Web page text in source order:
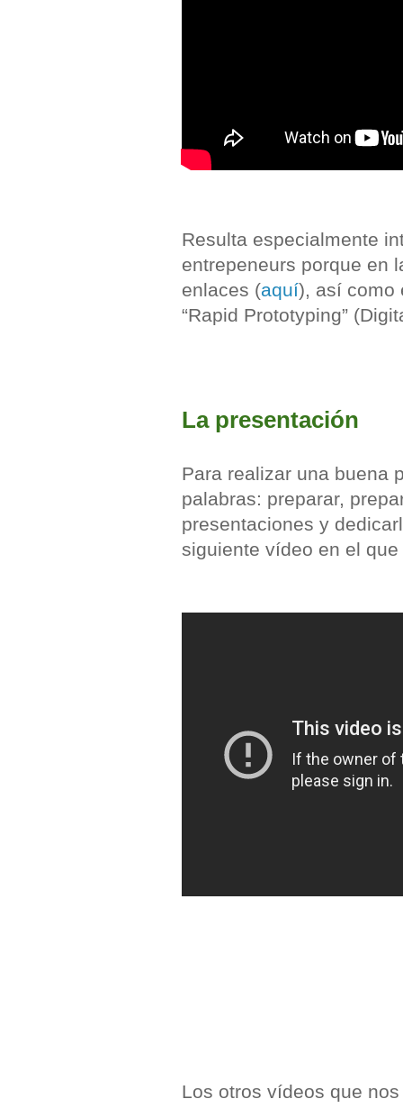
Resulta especialmente
entrepeneurs porque en
enlaces (aquí), así como
“Rapid Prototyping”
La presentación
Para realizar una buena
palabras: preparar,
presentaciones y
siguiente vídeo en el
Los otros vídeos que